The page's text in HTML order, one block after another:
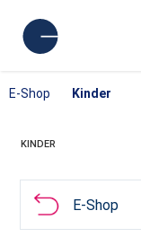
E-Shop Kinder
KINDER
E-Shop